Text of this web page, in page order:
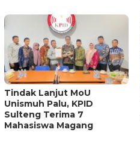
Tindak Lanjut MoU
Unismuh Palu, KPID
Sulteng Terima 7
Mahasiswa Magang